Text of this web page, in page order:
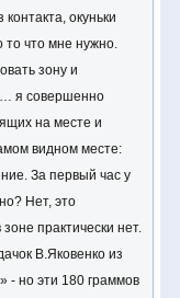
окуньки
то что мне нужно.
зону и
я совершенно
на месте и
видном месте:
За первый час у
Нет, это
практически нет.
В.Яковенко из
- но эти 180 граммов